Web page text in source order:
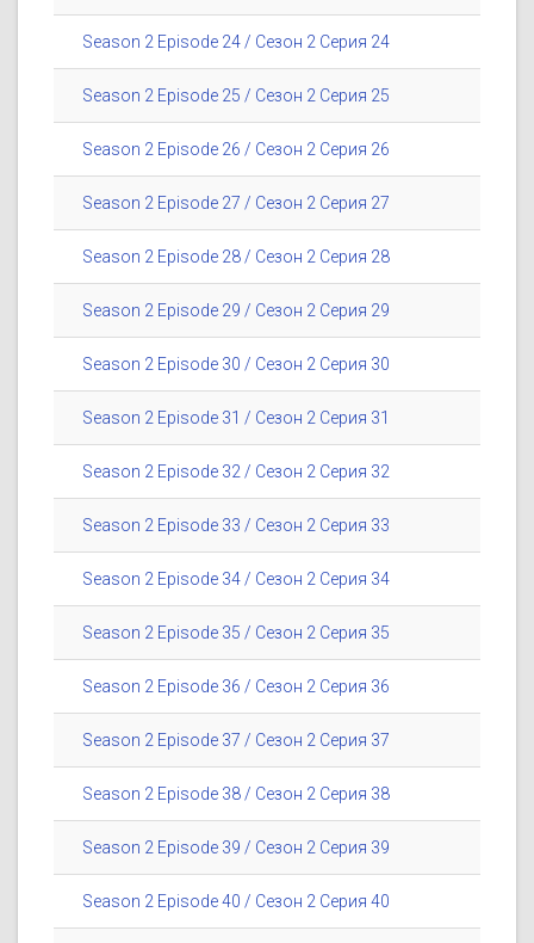
Season 2 Episode 24 / Сезон 2 Серия 24
Season 2 Episode 25 / Сезон 2 Серия 25
Season 2 Episode 26 / Сезон 2 Серия 26
Season 2 Episode 27 / Сезон 2 Серия 27
Season 2 Episode 28 / Сезон 2 Серия 28
Season 2 Episode 29 / Сезон 2 Серия 29
Season 2 Episode 30 / Сезон 2 Серия 30
Season 2 Episode 31 / Сезон 2 Серия 31
Season 2 Episode 32 / Сезон 2 Серия 32
Season 2 Episode 33 / Сезон 2 Серия 33
Season 2 Episode 34 / Сезон 2 Серия 34
Season 2 Episode 35 / Сезон 2 Серия 35
Season 2 Episode 36 / Сезон 2 Серия 36
Season 2 Episode 37 / Сезон 2 Серия 37
Season 2 Episode 38 / Сезон 2 Серия 38
Season 2 Episode 39 / Сезон 2 Серия 39
Season 2 Episode 40 / Сезон 2 Серия 40